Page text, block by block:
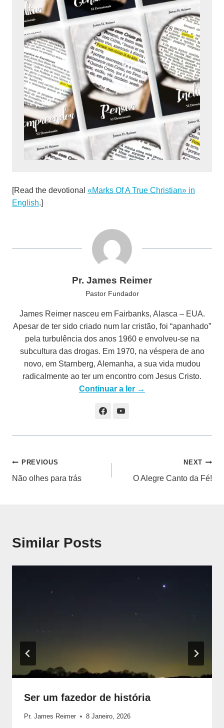
[Read the devotional «Marks Of A True Christian» in
English.]
Pr. James Reimer
Pastor Fundador
James Reimer nasceu em Fairbanks, Alasca – EUA.
Apesar de ter sido criado num lar cristão, foi “apanhado”
pela turbulência dos anos 1960 e envolveu-se na
subcultura das drogas. Em 1970, na véspera de ano
novo, em Starnberg, Alemanha, a sua vida mudou
radicalmente ao ter um encontro com Jesus Cristo.
Continuar a ler →
Navegação
de
PREVIOUS
Não olhes para trás
NEXT
O Alegre Canto da Fé!
Similar Posts
Ser um fazedor de história
Pr. James Reimer 8 Janeiro, 2026